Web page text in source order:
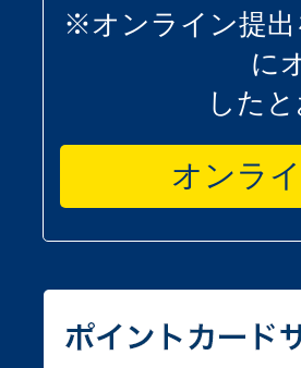
※オンライン提出
に
した
オンラ